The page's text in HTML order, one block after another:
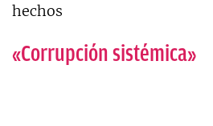
hechos
«Corrupción sistémica»